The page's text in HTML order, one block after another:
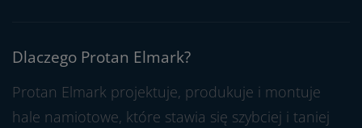
Dlaczego Protan Elmark?
Protan Elmark projektuje, produkuje i montuje
hale namiotowe, które stawia się szybciej i taniej